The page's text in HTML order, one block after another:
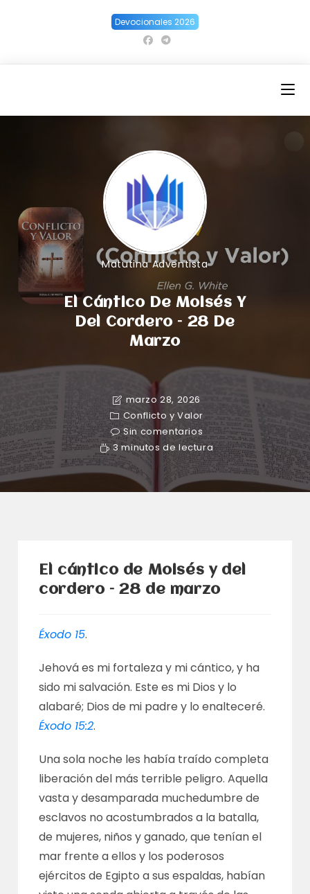
Devocionales 2026
Matutina Adventista
El Cántico De Moisés Y
Del Cordero – 28 De
Marzo
marzo 28, 2026
Conflicto y Valor
Sin comentarios
3 minutos de lectura
El cántico de Moisés y del
cordero – 28 de marzo
Éxodo 15.
Jehová es mi fortaleza y mi cántico, y ha
sido mi salvación. Este es mi Dios y lo
alabaré; Dios de mi padre y lo enalteceré.
Éxodo 15:2.
Una sola noche les había traído completa
liberación del más terrible peligro. Aquella
vasta y desamparada muchedumbre de
esclavos no acostumbrados a la batalla,
de mujeres, niños y ganado, que tenían el
mar frente a ellos y los poderosos
ejércitos de Egipto a sus espaldas, habían